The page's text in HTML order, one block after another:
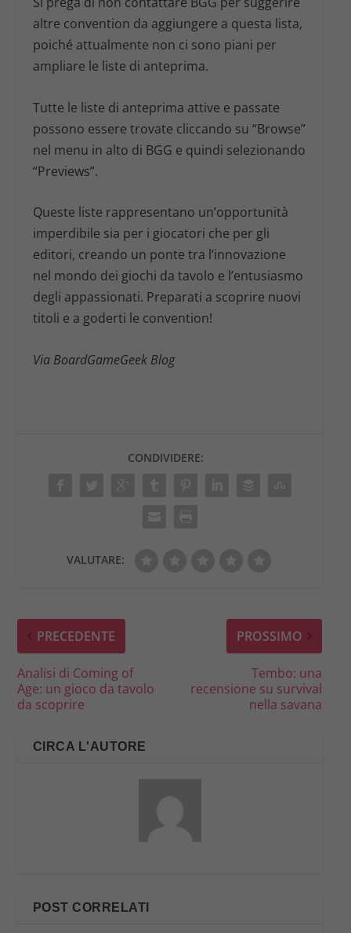
altre convention da aggiungere a questa lista,
poiché attualmente non ci sono piani per
ampliare le liste di anteprima.
Tutte le liste di anteprima attive e passate
possono essere trovate cliccando su “Browse”
nel menu in alto di BGG e quindi selezionando
“Previews”.
Queste liste rappresentano un’opportunità
imperdibile sia per i giocatori che per gli
editori, creando un ponte tra l’innovazione
nel mondo dei giochi da tavolo e l’entusiasmo
degli appassionati. Preparati a scoprire nuovi
titoli e a goderti le convention!
Via BoardGameGeek Blog
CONDIVIDERE:
VALUTARE:
PRECEDENTE
Analisi di Coming of
Age: un gioco da tavolo
da scoprire
PROSSIMO
Tembo: una
recensione su survival
nella savana
CIRCA L'AUTORE
POST CORRELATI